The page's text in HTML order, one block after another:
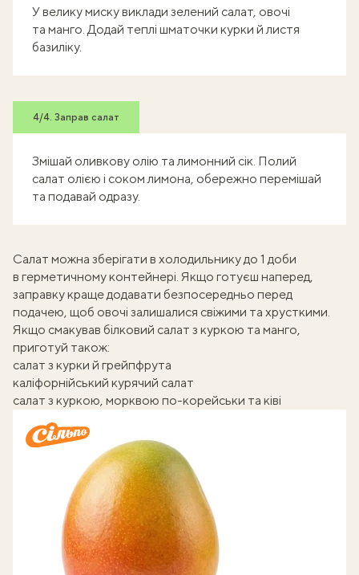
У велику миску виклади зелений салат, овочі
та манго. Додай теплі шматочки курки й листя
базиліку.
4/4. Заправ салат
Змішай оливкову олію та лимонний сік. Полий
салат олією і соком лимона, обережно перемішай
та подавай одразу.
Салат можна зберігати в холодильнику до 1 доби
в герметичному контейнері. Якщо готуєш наперед,
заправку краще додавати безпосередньо перед
подачею, щоб овочі залишалися свіжими та хрусткими.
Якщо смакував білковий салат з куркою та манго,
приготуй також:
салат з курки й грейпфрута
каліфорнійський курячий салат
салат з куркою, морквою по-корейськи та ківі